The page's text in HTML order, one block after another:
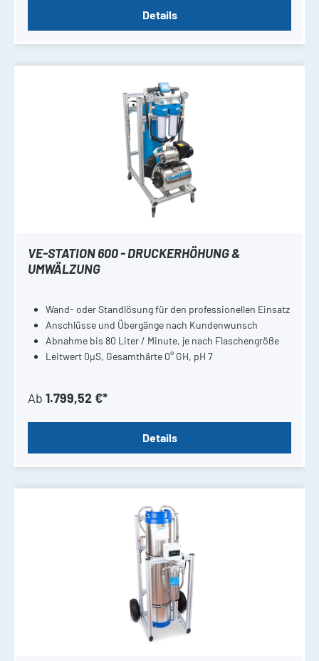
Details
VE-STATION 600 - DRUCKERHÖHUNG &
UMWÄLZUNG
Wand- oder Standlösung für den professionellen Einsatz
Anschlüsse und Übergänge nach Kundenwunsch
Abnahme bis 80 Liter / Minute, je nach Flaschengröße
Leitwert 0µS, Gesamthärte 0° GH, pH 7
Ab 1.799,52 €*
Details